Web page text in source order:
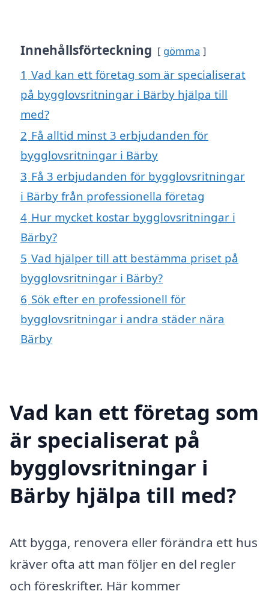
Innehållsförteckning gömma
1 Vad kan ett företag som är specialiserat
på bygglovsritningar i Bärby hjälpa till
med?
2 Få alltid minst 3 erbjudanden för
bygglovsritningar i Bärby
3 Få 3 erbjudanden för bygglovsritningar
i Bärby från professionella företag
4 Hur mycket kostar bygglovsritningar i
Bärby?
5 Vad hjälper till att bestämma priset på
bygglovsritningar i Bärby?
6 Sök efter en professionell för
bygglovsritningar i andra städer nära
Bärby
Vad kan ett företag som
är specialiserat på
bygglovsritningar i
Bärby hjälpa till med?
Att bygga, renovera eller förändra ett hus
kräver ofta att man följer en del regler
och föreskrifter. Här kommer